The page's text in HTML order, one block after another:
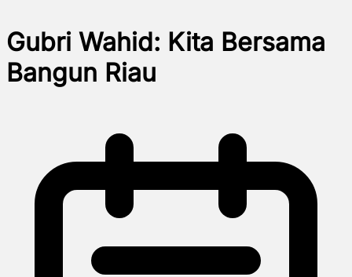
Gubri Wahid: Kita Bersama
Bangun Riau